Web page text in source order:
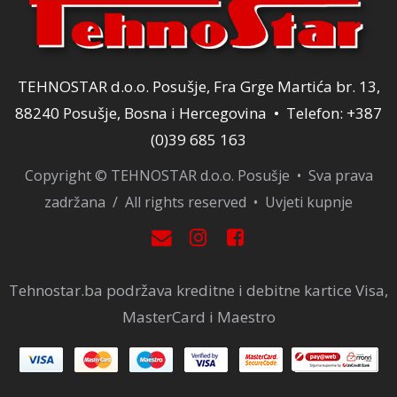
TEHNOSTAR d.o.o. Posušje, Fra Grge Martića br. 13,
88240 Posušje, Bosna i Hercegovina • Telefon: +387
(0)39 685 163
Copyright © TEHNOSTAR d.o.o. Posušje • Sva prava
zadržana / All rights reserved • Uvjeti kupnje
Tehnostar.ba podržava kreditne i debitne kartice Visa,
MasterCard i Maestro